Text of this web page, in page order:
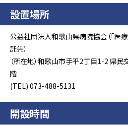
設置場所
公益社団法人和歌山県病院協会（「医
託先）
（所在地）和歌山市手平2丁目1-2 県民
階
(TEL) 073-488-5131
開設時間